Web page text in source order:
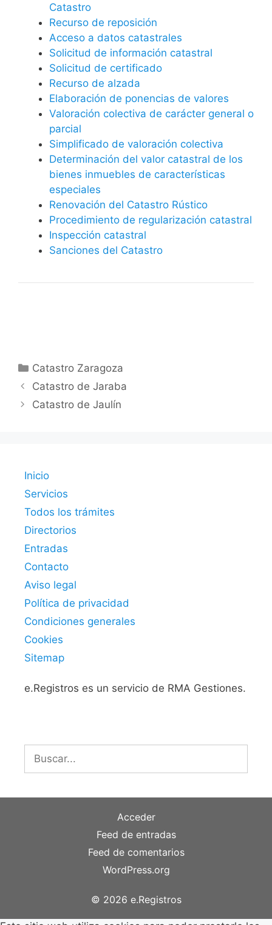
Catastro
Recurso de reposición
Acceso a datos catastrales
Solicitud de información catastral
Solicitud de certificado
Recurso de alzada
Elaboración de ponencias de valores
Valoración colectiva de carácter general o
parcial
Simplificado de valoración colectiva
Determinación del valor catastral de los
bienes inmuebles de características
especiales
Renovación del Catastro Rústico
Procedimiento de regularización catastral
Inspección catastral
Sanciones del Catastro
Categorías
Catastro Zaragoza
Catastro de Jaraba
Catastro de Jaulín
Inicio
Servicios
Todos los trámites
Directorios
Entradas
Contacto
Aviso legal
Política de privacidad
Condiciones generales
Cookies
Sitemap
e.Registros es un servicio de RMA Gestiones.
Acceder
Feed de entradas
Feed de comentarios
WordPress.org
© 2026 e.Registros